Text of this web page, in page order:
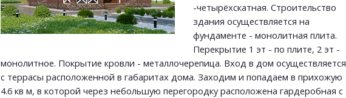
-четырёхскатная. Строительство
здания осуществляется на
фундаменте - монолитная плита.
Перекрытие 1 эт - по плите, 2 эт -
монолитное. Покрытие кровли - металлочерепица. Вход в дом осуществляется
с террасы расположенной в габаритах дома. Заходим и попадаем в прихожую
4.6 кв м, в которой через небольшую перегородку расположена гардеробная с
ОТПРАВИТЬ